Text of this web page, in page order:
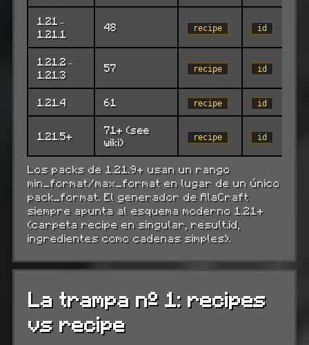
1.21 –
1.21.1
48 recipe id
1.21.2 –
1.21.3
57 recipe id
1.21.4 61 recipe id
1.21.5+
71+ (see
wiki)
recipe id
Los packs de 1.21.9+ usan un rango
min_format/max_format en lugar de un único
pack_format. El generador de AlaCraft
siempre apunta al esquema moderno 1.21+
(carpeta recipe en singular, result.id,
ingredientes como cadenas simples).
La trampa nº 1: recipes
vs recipe